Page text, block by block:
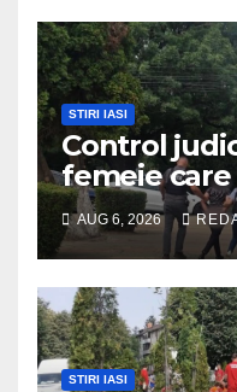
STIRI IASI
Control
femeie
mașina
AUG 6, 2026
STIRI IASI